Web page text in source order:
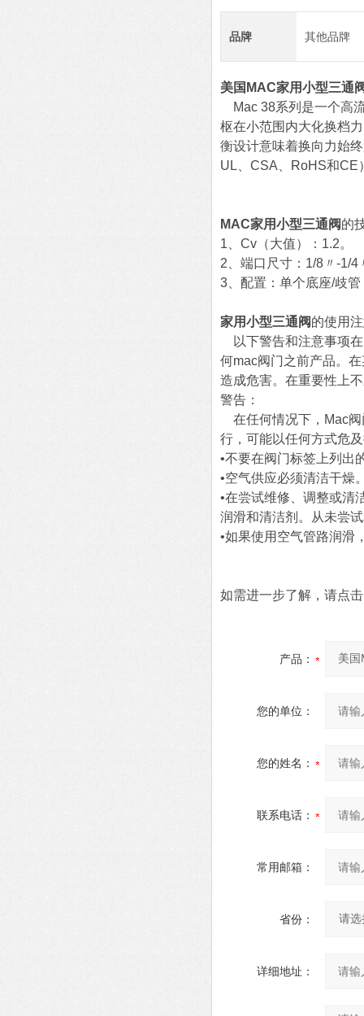
品牌 其他品牌
美国MAC家用小型三通
Mac 38系列是一个高
枢在小范围内大化换档
衡设计意味着换向力始
UL、CSA、RoHS和CE
MAC家用小型三通阀的
1、Cv（大值）：1.2。
2、端口尺寸：1/8〃-1/4
3、配置：单个底座/歧
家用小型三通阀的使用
以下警告和注意事项在
何mac阀门之前产品。
造成危害。在重要性上
警告：
在任何情况下，Mac阀
行，可能以任何方式危
•不要在阀门标签上列出
•空气供应必须清洁干燥
•在尝试维修、调整或清
润滑和清洁剂。从未尝
•如果使用空气管路润滑
如需进一步了解，请点
产品：
您的单位：
您的姓名：
联系电话：
常用邮箱：
省份：
详细地址：